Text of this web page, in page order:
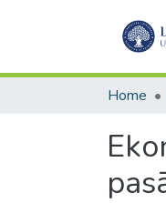
Home